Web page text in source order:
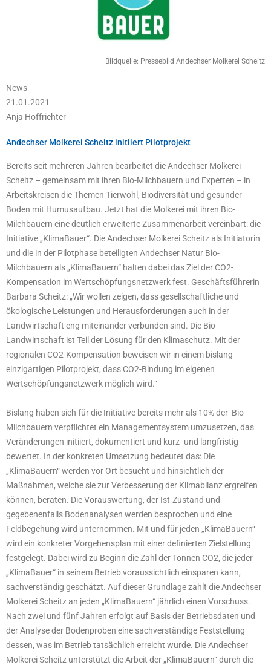
Bildquelle: Pressebild Andechser Molkerei Scheitz
News
21.01.2021
Anja Hoffrichter
Andechser Molkerei Scheitz initiiert Pilotprojekt
Bereits seit mehreren Jahren bearbeitet die Andechser Molkerei
Scheitz – gemeinsam mit ihren Bio-Milchbauern und Experten – in
Arbeitskreisen die Themen Tierwohl, Biodiversität und gesunder
Boden mit Humusaufbau. Jetzt hat die Molkerei mit ihren Bio-
Milchbauern eine deutlich erweiterte Zusammenarbeit vereinbart: die
Initiative „KlimaBauer“. Die Andechser Molkerei Scheitz als Initiatorin
und die in der Pilotphase beteiligten Andechser Natur Bio-
Milchbauern als „KlimaBauern“ halten dabei das Ziel der CO2-
Kompensation im Wertschöpfungsnetzwerk fest. Geschäftsführerin
Barbara Scheitz: „Wir wollen zeigen, dass gesellschaftliche und
ökologische Leistungen und Herausforderungen auch in der
Landwirtschaft eng miteinander verbunden sind. Die Bio-
Landwirtschaft ist Teil der Lösung für den Klimaschutz. Mit der
regionalen CO2-Kompensation beweisen wir in einem bislang
einzigartigen Pilotprojekt, dass CO2-Bindung im eigenen
Wertschöpfungsnetzwerk möglich wird.“
Bislang haben sich für die Initiative bereits mehr als 10% der Bio-
Milchbauern verpflichtet ein Managementsystem umzusetzen, das
Veränderungen initiiert, dokumentiert und kurz- und langfristig
bewertet. In der konkreten Umsetzung bedeutet das: Die
„KlimaBauern“ werden vor Ort besucht und hinsichtlich der
Maßnahmen, welche sie zur Verbesserung der Klimabilanz ergreifen
können, beraten. Die Vorauswertung, der Ist-Zustand und
gegebenenfalls Bodenanalysen werden besprochen und eine
Feldbegehung wird unternommen. Mit und für jeden „KlimaBauern“
wird ein konkreter Vorgehensplan mit einer definierten Zielstellung
festgelegt. Dabei wird zu Beginn die Zahl der Tonnen CO2, die jeder
„KlimaBauer“ in seinem Betrieb voraussichtlich einsparen kann,
sachverständig geschätzt. Auf dieser Grundlage zahlt die Andechser
Molkerei Scheitz an jeden „KlimaBauern“ jährlich einen Vorschuss.
Nach zwei und fünf Jahren erfolgt auf Basis der Betriebsdaten und
der Analyse der Bodenproben eine sachverständige Feststellung
dessen, was im Betrieb tatsächlich erreicht wurde. Die Andechser
Molkerei Scheitz unterstützt die Arbeit der „KlimaBauern“ durch die